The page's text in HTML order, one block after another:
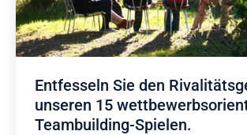
Entfesseln Sie den
unseren 15
Teambuilding-Spielen.